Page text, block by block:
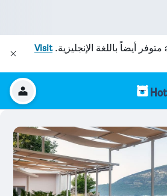
متوفر أيضاً باللغة الإنجليزية.Visit